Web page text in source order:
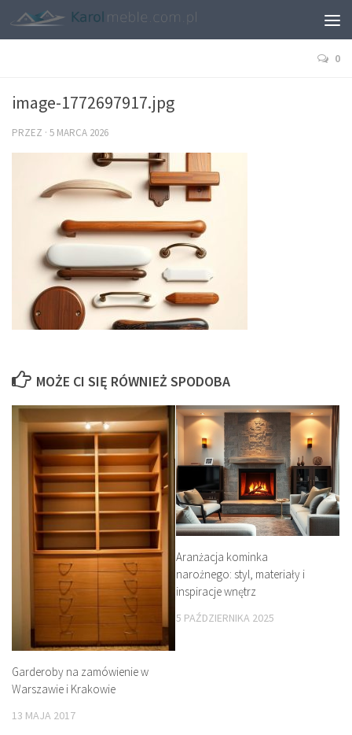
0
image-1772697917.jpg
PRZEZ · 5 MARCA 2026
MOŻE CI SIĘ RÓWNIEŻ SPODOBA
Garderoby na zamówienie w
Warszawie i Krakowie
13 MAJA 2017
Aranżacja kominka
narożnego: styl, materiały i
inspiracje wnętrz
5 PAŹDZIERNIKA 2025